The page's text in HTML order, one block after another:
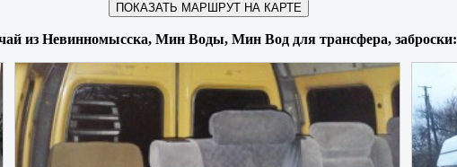
ПОКАЗАТЬ МАРШРУТ НА КАРТЕ
из Невинномысска, Мин Воды, Мин Вод для трансфера, заброски: